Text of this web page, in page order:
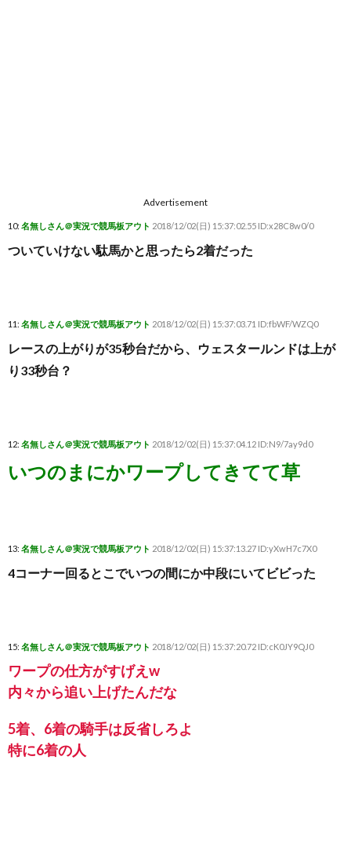
Advertisement
10: 名無しさん＠実況で競馬板アウト 2018/12/02(日) 15:37:02.55 ID:x28C8w0/0
ついていけない駄馬かと思ったら2着だった
11: 名無しさん＠実況で競馬板アウト 2018/12/02(日) 15:37:03.71 ID:fbWF/WZQ0
レースの上がりが35秒台だから、ウェスタールンドは上が
り33秒台？
12: 名無しさん＠実況で競馬板アウト 2018/12/02(日) 15:37:04.12 ID:N9/7ay9d0
いつのまにかワープしてきてて草
13: 名無しさん＠実況で競馬板アウト 2018/12/02(日) 15:37:13.27 ID:yXwH7c7X0
4コーナー回るとこでいつの間にか中段にいてビビった
15: 名無しさん＠実況で競馬板アウト 2018/12/02(日) 15:37:20.72 ID:cK0JY9QJ0
ワープの仕方がすげえw
内々から追い上げたんだな
5着、6着の騎手は反省しろよ
特に6着の人